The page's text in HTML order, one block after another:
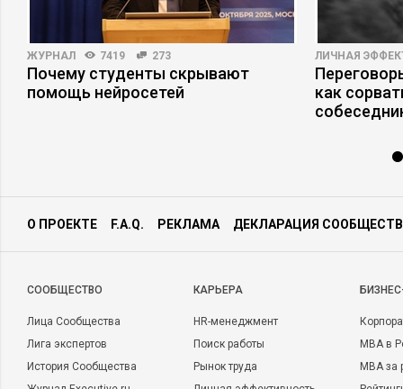
ЖУРНАЛ 7419 273
Почему студенты скрывают
помощь нейросетей
ЛИЧНАЯ
как
О ПРОЕКТЕ F.A.Q. РЕКЛАМА ДЕКЛАРАЦИЯ
CООБЩЕСТВО
Лица Сообщества
Лига экспертов
История Сообщества
КАРЬЕРА
HR-менеджмент
Поиск работы
Рынок труда
MBA в
MBA